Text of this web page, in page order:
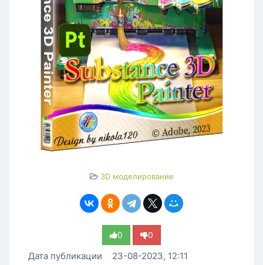
3D моделирование
0 0
Дата публикации
23-08-2023, 12:11